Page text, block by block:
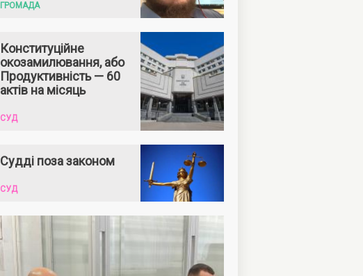
ГРОМАДА
Конституційне
окозамилювання, або
Продуктивність — 60
актів на місяць
СУД
Судді поза законом
СУД